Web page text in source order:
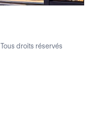
Tous droits réservés